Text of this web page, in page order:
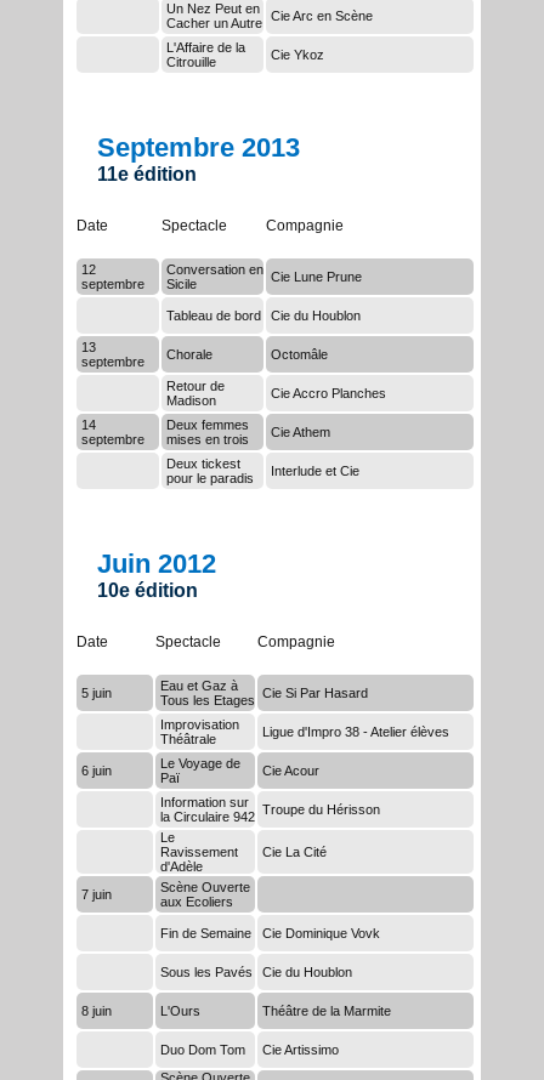
Un Nez Peut en
Cacher un Autre Cie Arc en Scène
L'Affaire de la
Citrouille
Cie Ykoz
Septembre 2013
11e édition
Date Spectacle Compagnie
12
septembre
Conversation en
Sicile
Cie Lune Prune
Tableau de bord Cie du Houblon
13
septembre
Chorale Octomâle
Retour de
Madison
Cie Accro Planches
14
septembre
Deux femmes
mises en trois
Cie Athem
Deux tickest
pour le paradis
Interlude et Cie
Juin 2012
10e édition
Date Spectacle Compagnie
5 juin
Eau et Gaz à
Tous les Etages Cie Si Par Hasard
Improvisation
Théâtrale
Ligue d'Impro 38 - Atelier élèves
6 juin
Le Voyage de
Paï
Cie Acour
Information sur
la Circulaire 942 Troupe du Hérisson
Le
Ravissement
d'Adèle
Cie La Cité
7 juin
Scène Ouverte
aux Ecoliers
Fin de Semaine Cie Dominique Vovk
Sous les Pavés Cie du Houblon
8 juin L'Ours Théâtre de la Marmite
Duo Dom Tom Cie Artissimo